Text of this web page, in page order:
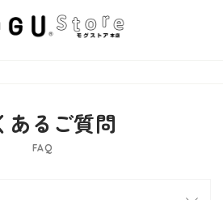
あるご質問
FAQ